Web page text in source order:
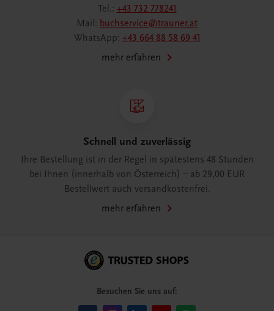
Tel.: +43 732 778241
Mail: buchservice@trauner.at
WhatsApp: +43 664 88 58 69 41
mehr erfahren
Schnell und zuverlässig
Ihre Bestellung ist in der Regel in spätestens 48 Stunden
bei Ihnen (innerhalb von Österreich) – ab 29,00 EUR
Bestellwert auch versandkostenfrei.
mehr erfahren
Besuchen Sie uns auf: